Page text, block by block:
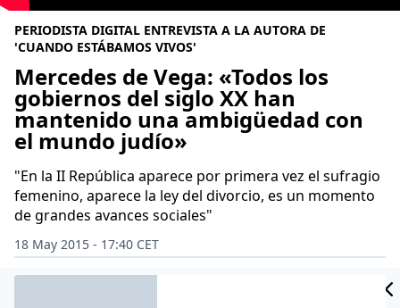
PERIODISTA DIGITAL ENTREVISTA A LA AUTORA DE
'CUANDO ESTÁBAMOS VIVOS'
Mercedes de Vega: «Todos los
gobiernos del siglo XX han
mantenido una ambigüedad con
el mundo judío»
"En la II República aparece por primera vez el sufragio
femenino, aparece la ley del divorcio, es un momento
de grandes avances sociales"
18 May 2015 - 17:40 CET
Archivado en: LIBROS